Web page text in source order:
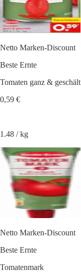
Netto Marken-Discount
Beste Ernte
Tomaten ganz & geschält
0,59 €
1.48 / kg
Netto Marken-Discount
Beste Ernte
Tomatenmark